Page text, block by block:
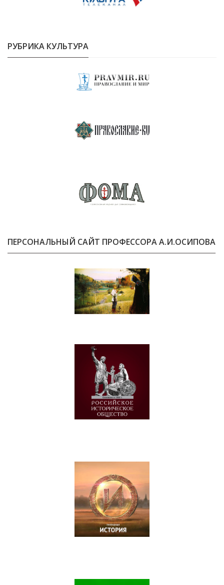
РУБРИКА КУЛЬТУРА
ПЕРСОНАЛЬНЫЙ САЙТ ПРОФЕССОРА А.И.ОСИПОВА